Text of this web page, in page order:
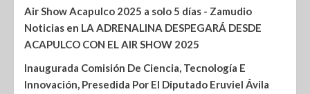
Air Show Acapulco 2025 a solo 5 días - Zamudio
Noticias en LA ADRENALINA DESPEGARÁ DESDE
ACAPULCO CON EL AIR SHOW 2025
Inaugurada Comisión De Ciencia, Tecnología E
Innovación, Presedida Por El Diputado Eruviel Ávila